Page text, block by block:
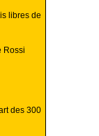
libres de
Rossi
des 300